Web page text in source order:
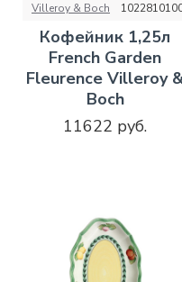
Villeroy & Boch
Кофейник 1,25л
French Garden
Fleurence Villeroy
Boch
11622 руб.